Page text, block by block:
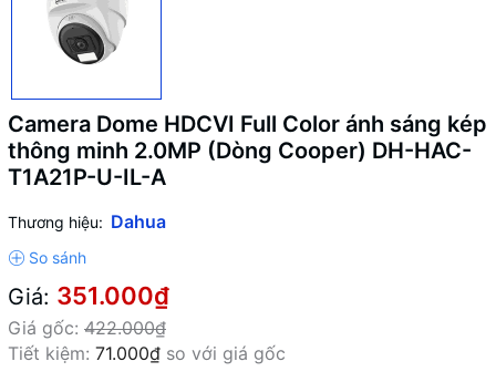
Camera Dome HDCVI Full Color ánh sáng kép
thông minh 2.0MP (Dòng Cooper) DH-HAC-
T1A21P-U-IL-A
Thương hiệu: Dahua
Giá: 351.000₫
Giá gốc: 422.000₫
Tiết kiệm: 71.000₫ so với giá gốc